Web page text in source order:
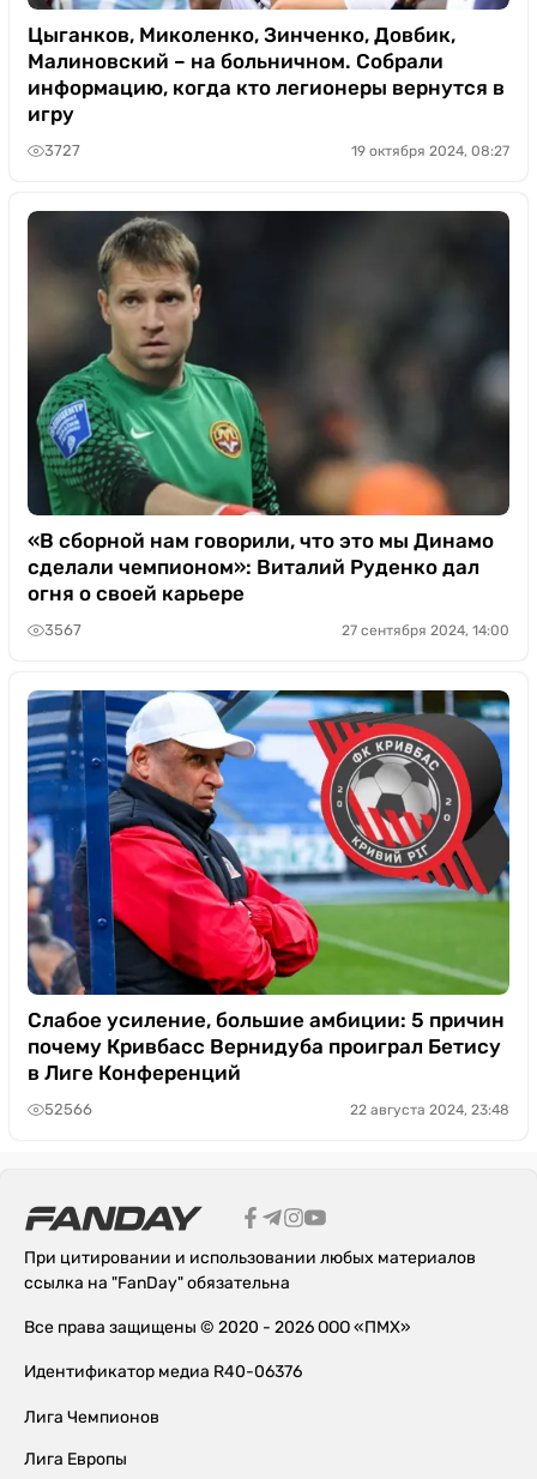
Цыганков, Миколенко, Зинченко, Довбик,
Малиновский – на больничном. Собрали
информацию, когда кто легионеры вернутся в
игру
3727 19 октября 2024, 08:27
«В сборной нам говорили, что это мы Динамо
сделали чемпионом»: Виталий Руденко дал
огня о своей карьере
3567 27 сентября 2024, 14:00
Слабое усиление, большие амбиции: 5 причин
почему Кривбасс Вернидуба проиграл Бетису
в Лиге Конференций
52566 22 августа 2024, 23:48
При цитировании и использовании любых материалов
ссылка на "FanDay" обязательна
Все права защищены © 2020 - 2026 ООО «ПМХ»
Идентификатор медиа R40-06376
Лига Чемпионов
Лига Европы